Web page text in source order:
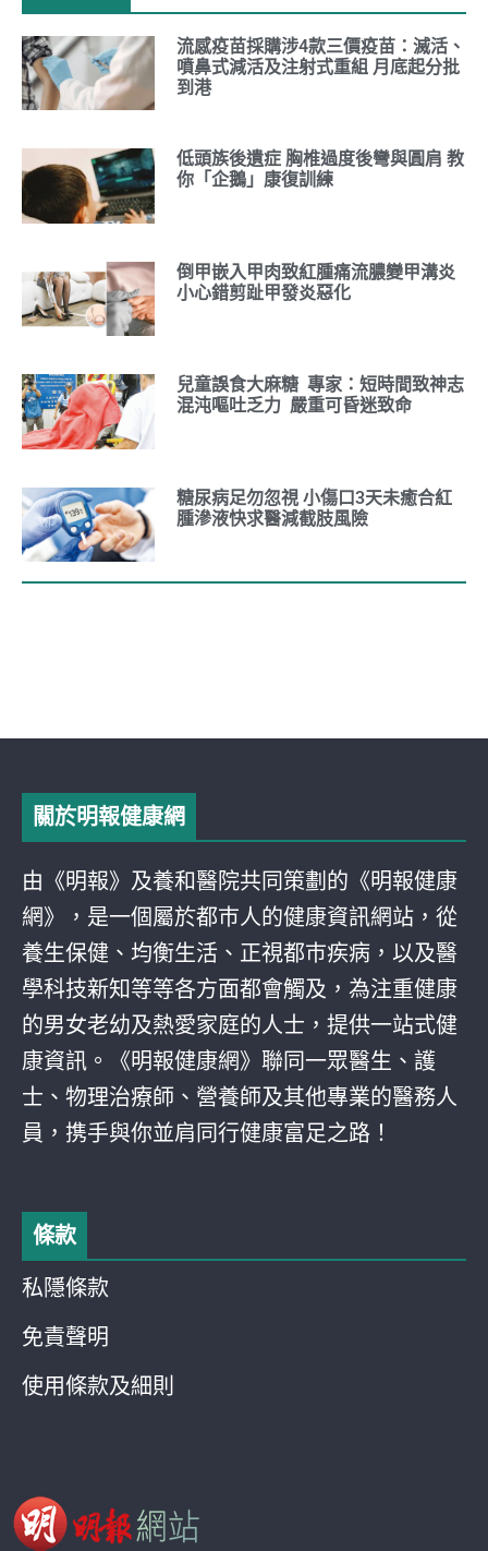
流感疫苗採購涉4款三價疫苗：滅活、
噴鼻式減活及注射式重組 月底起分批
到港
低頭族後遺症 胸椎過度後彎與圓肩 教
你「企鵝」康復訓練
倒甲嵌入甲肉致紅腫痛流膿變甲溝炎
小心錯剪趾甲發炎惡化
兒童誤食大麻糖 專家：短時間致神志
混沌嘔吐乏力 嚴重可昏迷致命
糖尿病足勿忽視 小傷口3天未癒合紅
腫滲液快求醫減截肢風險
關於明報健康網
由《明報》及養和醫院共同策劃的《明報健康
網》，是一個屬於都巿人的健康資訊網站，從
養生保健、均衡生活、正視都巿疾病，以及醫
學科技新知等等各方面都會觸及，為注重健康
的男女老幼及熱愛家庭的人士，提供一站式健
康資訊。《明報健康網》聯同一眾醫生、護
士、物理治療師、營養師及其他專業的醫務人
員，携手與你並肩同行健康富足之路！
條款
私隱條款
免責聲明
使用條款及細則